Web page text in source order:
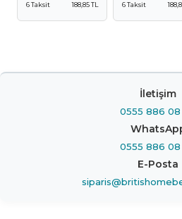
6 Taksit
188,85 TL
6 Taksit
İletişim
0555 886
0555 886
E-Posta